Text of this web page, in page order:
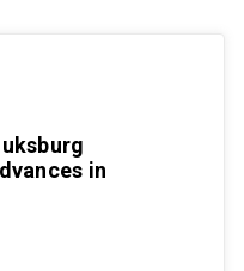
in